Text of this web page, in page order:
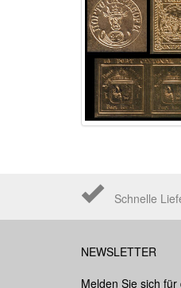
Schnelle
NEWSLETTER
Melden Sie sich